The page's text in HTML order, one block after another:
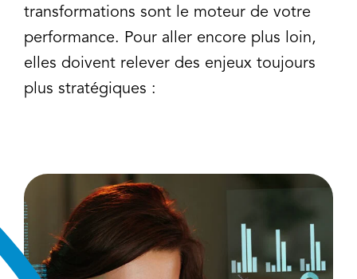
transformations sont le moteur de votre
performance. Pour aller encore plus loin,
elles doivent relever des enjeux toujours
plus stratégiques :